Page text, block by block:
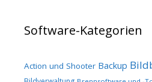
Software-Kategorien
Action und Shooter Backup